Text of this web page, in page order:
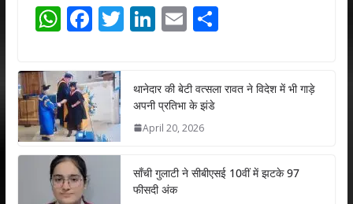
W
at
s
A
p
p
F
e
b
o
o
T
er
Li
e
dI
E
l
S
e
थानेदार की बेटी वत्सला रावत ने विदेश में भी गाड़े
अपनी प्रतिभा के झंडे
April 20, 2026
साँची गुलाटी ने सीबीएसई 10वीं में झटके 97
फीसदी अंक